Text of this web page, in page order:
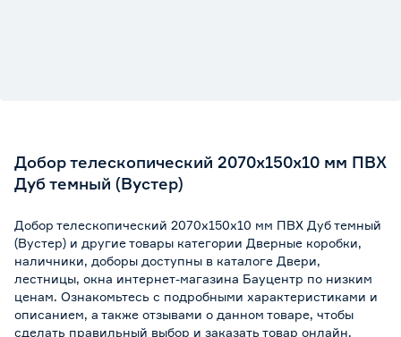
Добор телескопический 2070х150х10 мм ПВХ
Дуб темный (Вустер)
Добор телескопический 2070х150х10 мм ПВХ Дуб темный
(Вустер) и другие товары категории Дверные коробки,
наличники, доборы доступны в каталоге Двери,
лестницы, окна интернет-магазина Бауцентр по низким
ценам. Ознакомьтесь с подробными характеристиками и
описанием, а также отзывами о данном товаре, чтобы
сделать правильный выбор и заказать товар онлайн.